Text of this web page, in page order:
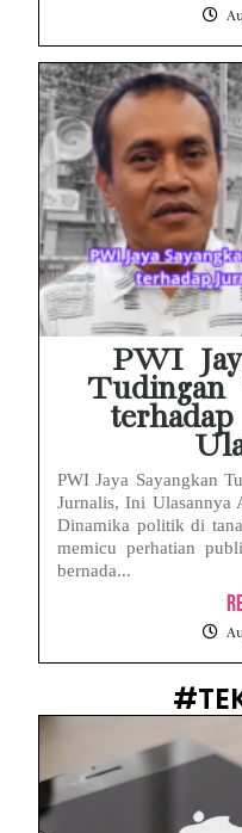
PWI
Tudingan
PWI Jaya Sayangkan
Jurnalis, Ini Ulasannya
Dinamika politik di
memicu perhatian
bernada...